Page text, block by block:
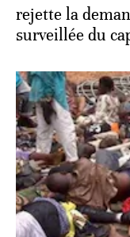
rejette la
surveillée du